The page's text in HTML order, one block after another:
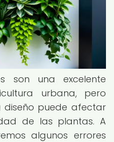
son una excelente
urbana, pero
diseño puede afectar
de las plantas. A
algunos errores